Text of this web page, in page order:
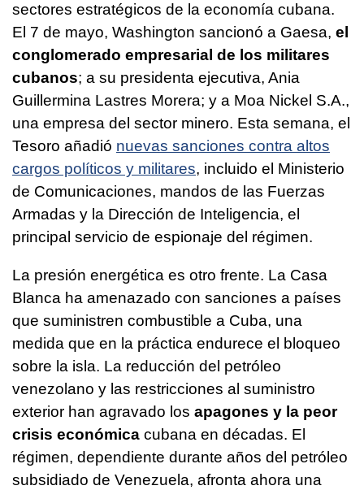
sectores estratégicos de la economía cubana.
El 7 de mayo, Washington sancionó a Gaesa, el
conglomerado empresarial de los militares
cubanos; a su presidenta ejecutiva, Ania
Guillermina Lastres Morera; y a Moa Nickel S.A.,
una empresa del sector minero. Esta semana, el
Tesoro añadió nuevas sanciones contra altos
cargos políticos y militares, incluido el Ministerio
de Comunicaciones, mandos de las Fuerzas
Armadas y la Dirección de Inteligencia, el
principal servicio de espionaje del régimen.
La presión energética es otro frente. La Casa
Blanca ha amenazado con sanciones a países
que suministren combustible a Cuba, una
medida que en la práctica endurece el bloqueo
sobre la isla. La reducción del petróleo
venezolano y las restricciones al suministro
exterior han agravado los apagones y la peor
crisis económica cubana en décadas. El
régimen, dependiente durante años del petróleo
subsidiado de Venezuela, afronta ahora una